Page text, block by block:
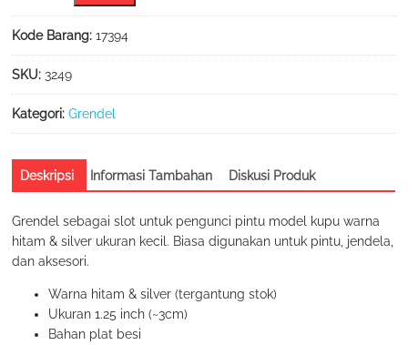
Kecil
Ukuran
1.25"
(3cm)
Hitam
&
Kode Barang:17394
SKU: 3249
Kategori:Grendel
Deskripsi Informasi Tambahan Diskusi Produk
Grendel sebagai slot untuk pengunci pintu model kupu warna
hitam & silver ukuran kecil. Biasa digunakan untuk pintu, jendela,
dan aksesori.
Warna hitam & silver (tergantung stok)
Ukuran 1.25 inch (~3cm)
Bahan plat besi